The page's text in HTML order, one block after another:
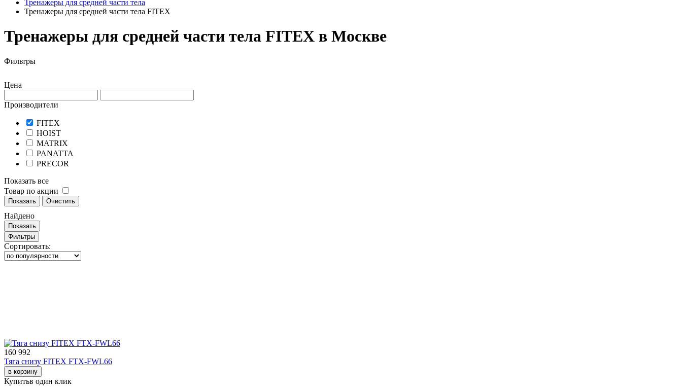
Тренажеры для средней части тела
Тренажеры для средней части тела FITEX
Тренажеры для средней части тела FITEX в Москве
Фильтры
Цена
Производители
FITEX
HOIST
MATRIX
PANATTA
PRECOR
Показать все
Товар по акции
Показать Очистить
Найдено
Показать
Фильтры
Сортировать:
160 992
Тяга снизу FITEX FTX-FWL66
в корзину
Купитьв один клик